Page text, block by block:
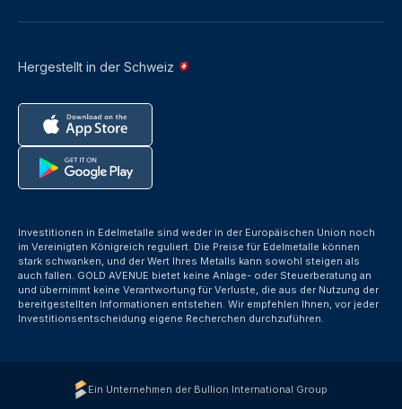
Hergestellt in der Schweiz
Investitionen in Edelmetalle sind weder in der Europäischen Union noch
im Vereinigten Königreich reguliert. Die Preise für Edelmetalle können
stark schwanken, und der Wert Ihres Metalls kann sowohl steigen als
auch fallen. GOLD AVENUE bietet keine Anlage- oder Steuerberatung an
und übernimmt keine Verantwortung für Verluste, die aus der Nutzung der
bereitgestellten Informationen entstehen. Wir empfehlen Ihnen, vor jeder
Investitionsentscheidung eigene Recherchen durchzuführen.
Ein Unternehmen der Bullion International Group